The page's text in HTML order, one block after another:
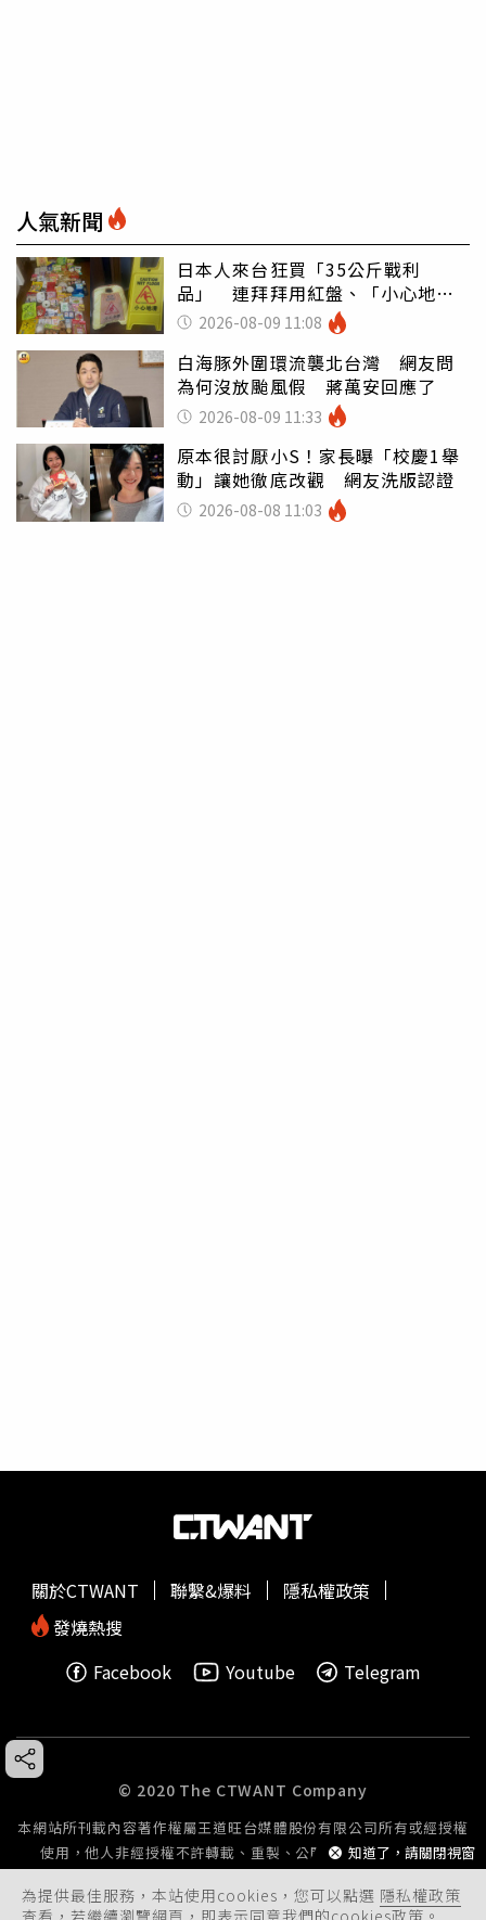
人氣新聞
日本人來台狂買「35公斤戰利
品」 連拜拜用紅盤、「小心地
滑」告示牌也帶回家
2026-08-09 11:08
白海豚外圍環流襲北台灣 網友問
為何沒放颱風假 蔣萬安回應了
2026-08-09 11:33
原本很討厭小S！家長曝「校慶1舉
動」讓她徹底改觀 網友洗版認證
2026-08-08 11:03
為提供最佳服務，本站使用cookies，您可以點選 隱私權政策
查看，若繼續瀏覽網頁，即表示同意我們的cookies政策。
知道了，請關閉視窗
關於CTWANT 聯繫&爆料
隱私權政策
發燒熱搜
Facebook
Youtube Telegram
© 2020 The CTWANT Company
本網站所刊載內容著作權屬王道旺台媒體股份有限公司所有或經授權
使用，他人非經授權不許轉載、重製、公開播送或公開傳輸。